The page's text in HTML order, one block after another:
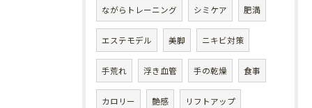
ながらトレーニング シミケア 肥満
エステモデル 美脚 ニキビ対策
手荒れ 浮き血管 手の乾燥 食事
カロリー 艶感 リフトアップ